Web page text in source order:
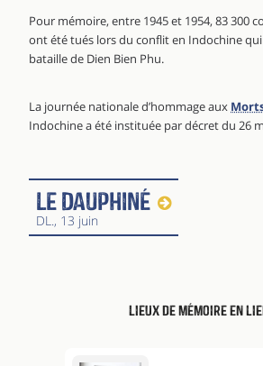
Pour mémoire, entre 1945 et 1954, 83 300
ont été tués lors du conflit en Indochine
bataille de Dien Bien Phu.
La journée nationale d’hommage aux
Indochine a été instituée par décret du 26
Le Dauphiné
DL., 13 juin
Lieux de mémoire en